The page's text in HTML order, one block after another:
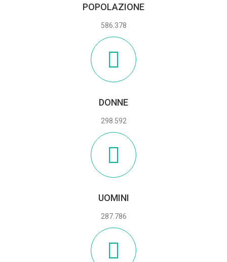
POPOLAZIONE
586.378
DONNE
298.592
UOMINI
287.786